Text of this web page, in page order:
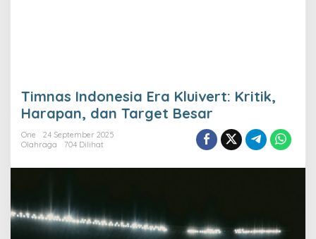
Timnas Indonesia Era Kluivert: Kritik,
Harapan, dan Target Besar
One
24 September 2025
Olahraga
704 Dilihat